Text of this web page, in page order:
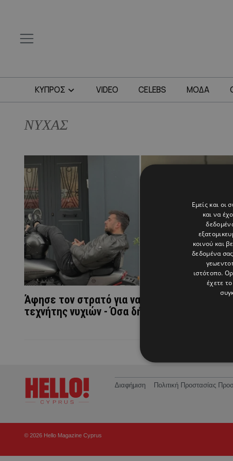
ΚΥΠΡΟΣ VIDEO CELEBS ΜΟΔΑ
ΝΥΧΑΣ
Άφησε τον στρατό για να κάνει να γίνει...
τεχνήτης νυχιών - Όσα δήλωσε (ΒΙΝΤΕΟ)
Διαφήμιση Πολιτική Προστασίας
© 2026 Hello Magazine Cyprus
Εμείς και οι
και να
κοινού και
δεδομένα
ιστότοπο.
έχετε